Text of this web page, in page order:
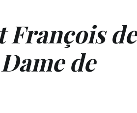
François de
de